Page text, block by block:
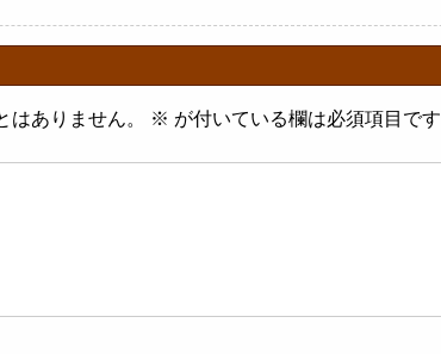
はありません。 ※ が付いている欄は必須項目です